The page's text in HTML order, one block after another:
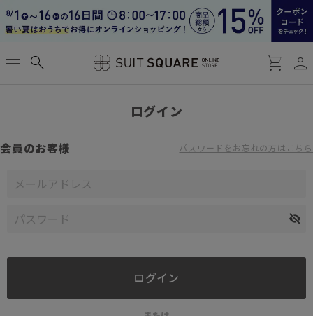
menu search shopping_cart person
ログイン
会員のお客様 パスワードをお忘れの方はこちら